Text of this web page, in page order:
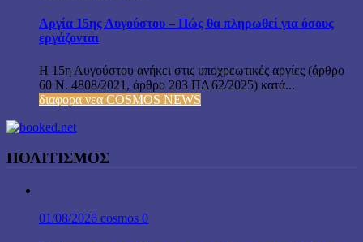
Αργία 15ης Αυγούστου – Πώς θα πληρωθεί για όσους
εργάζονται
Η 15η Αυγούστου ανήκει στις υποχρεωτικές αργίες (άρθρο
60 Ν. 4808/2021, άρθρο 203 ΠΔ 62/2025) κατά...
διαφορα νεα COSMOS NEWS
ΠΟΛΙΤΙΣΜΟΣ
01/08/2026 cosmos 0